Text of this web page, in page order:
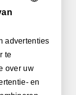
advertenties
te
over uw
en